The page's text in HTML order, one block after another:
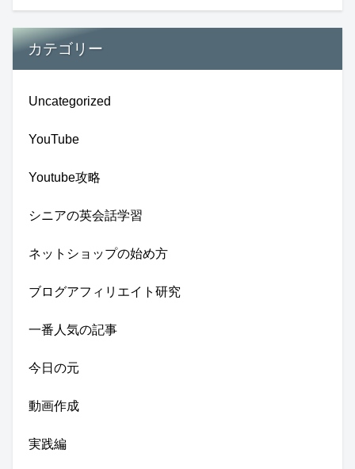
カテゴリー
Uncategorized
YouTube
Youtube攻略
シニアの英会話学習
ネットショップの始め方
ブログアフィリエイト研究
一番人気の記事
今日の元
動画作成
実践編